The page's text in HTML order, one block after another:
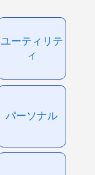
ユーティリテ
ィ
パーソナル